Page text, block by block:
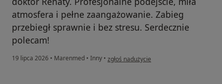
atmosfera i pełne zaangażowanie. Zabieg
przebiegł sprawnie i bez stresu. Serdecznie
polecam!
19 lipca 2026 • Marenmed • Inny • w opinii użytkownika Vasyl Sanotskyi
zgłoś nadużycie